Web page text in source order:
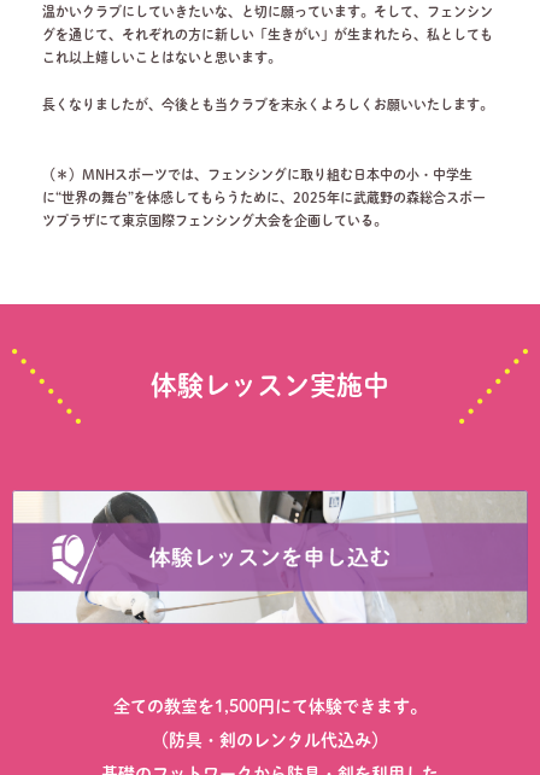
温かいクラブにしていきたいな、と切に願っています。そして、フェンシン
グを通じて、それぞれの方に新しい「生きがい」が生まれたら、私としても
これ以上嬉しいことはないと思います。
長くなりましたが、今後とも当クラブを末永くよろしくお願いいたします。
（＊）MNHスポーツでは、フェンシングに取り組む日本中の小・中学生
に“世界の舞台”を体感してもらうために、2025年に武蔵野の森総合スポー
ツプラザにて東京国際フェンシング大会を企画している。
体験レッスン実施中
全ての教室を1,500円にて体験できます。
（防具・剣のレンタル代込み）